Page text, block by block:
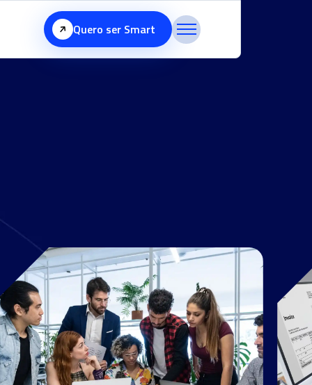
Quero ser Smart